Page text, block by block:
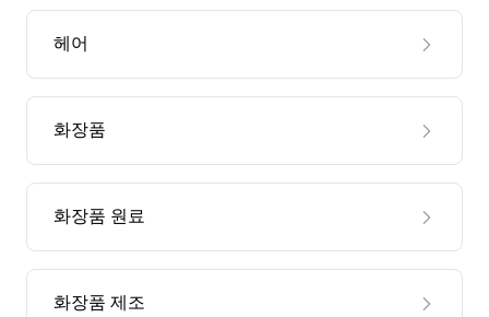
헤어
화장품
화장품 원료
화장품 제조